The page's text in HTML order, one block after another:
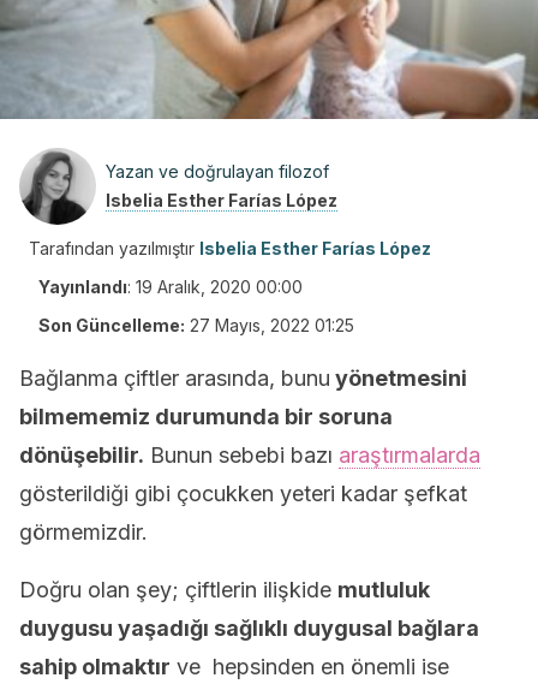
Yazan ve doğrulayan filozof
Isbelia Esther Farías López
Tarafından yazılmıştır Isbelia Esther Farías López
Yayınlandı: 19 Aralık, 2020 00:00
Son Güncelleme: 27 Mayıs, 2022 01:25
Bağlanma çiftler arasında, bunu yönetmesini
bilmememiz durumunda bir soruna
dönüşebilir. Bunun sebebi bazı araştırmalarda
gösterildiği gibi çocukken yeteri kadar şefkat
görmemizdir.
Doğru olan şey; çiftlerin ilişkide mutluluk
duygusu yaşadığı sağlıklı duygusal bağlara
sahip olmaktır ve hepsinden en önemli ise